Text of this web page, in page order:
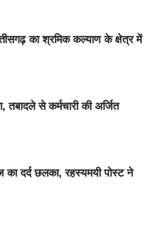
का श्रमिक कल्याण के क्षेत्र में
तबादले से कर्मचारी की अर्जित
का दर्द छलका, रहस्यमयी पोस्ट ने